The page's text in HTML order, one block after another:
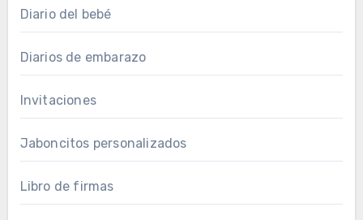
Diario del bebé
Diarios de embarazo
Invitaciones
Jaboncitos personalizados
Libro de firmas